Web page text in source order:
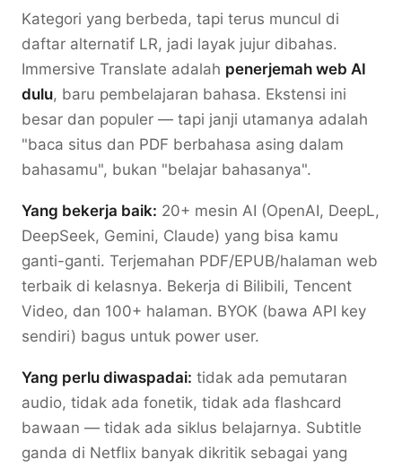
Kategori yang berbeda, tapi terus muncul di
daftar alternatif LR, jadi layak jujur dibahas.
Immersive Translate adalah penerjemah web AI
dulu, baru pembelajaran bahasa. Ekstensi ini
besar dan populer — tapi janji utamanya adalah
"baca situs dan PDF berbahasa asing dalam
bahasamu", bukan "belajar bahasanya".
Yang bekerja baik: 20+ mesin AI (OpenAI, DeepL,
DeepSeek, Gemini, Claude) yang bisa kamu
ganti-ganti. Terjemahan PDF/EPUB/halaman web
terbaik di kelasnya. Bekerja di Bilibili, Tencent
Video, dan 100+ halaman. BYOK (bawa API key
sendiri) bagus untuk power user.
Yang perlu diwaspadai: tidak ada pemutaran
audio, tidak ada fonetik, tidak ada flashcard
bawaan — tidak ada siklus belajarnya. Subtitle
ganda di Netflix banyak dikritik sebagai yang